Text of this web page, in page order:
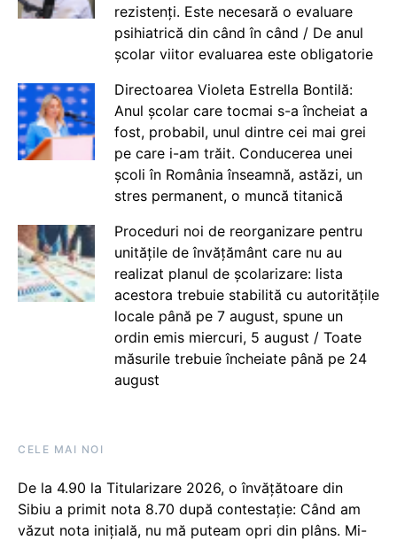
rezistenți. Este necesară o evaluare
psihiatrică din când în când / De anul
școlar viitor evaluarea este obligatorie
Directoarea Violeta Estrella Bontilă:
Anul școlar care tocmai s-a încheiat a
fost, probabil, unul dintre cei mai grei
pe care i-am trăit. Conducerea unei
școli în România înseamnă, astăzi, un
stres permanent, o muncă titanică
Proceduri noi de reorganizare pentru
unitățile de învățământ care nu au
realizat planul de școlarizare: lista
acestora trebuie stabilită cu autoritățile
locale până pe 7 august, spune un
ordin emis miercuri, 5 august / Toate
măsurile trebuie încheiate până pe 24
august
CELE MAI NOI
De la 4.90 la Titularizare 2026, o învățătoare din
Sibiu a primit nota 8.70 după contestație: Când am
văzut nota inițială, nu mă puteam opri din plâns. Mi-